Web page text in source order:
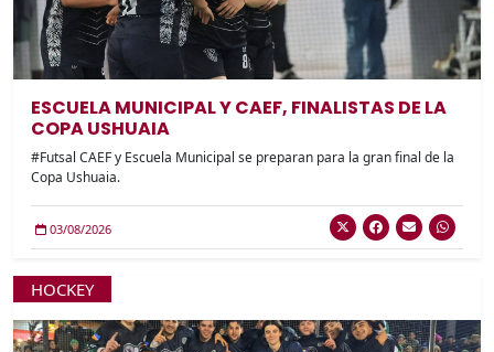
ESCUELA MUNICIPAL Y CAEF, FINALISTAS DE LA
COPA USHUAIA
#Futsal CAEF y Escuela Municipal se preparan para la gran final de la
Copa Ushuaia.
03/08/2026
HOCKEY